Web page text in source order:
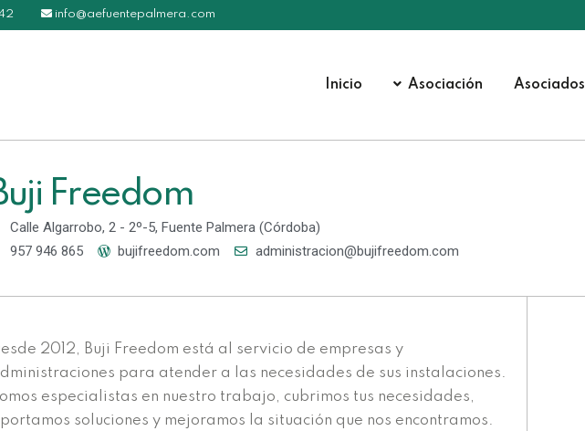
info@aefuentepalmera.com
Inicio Asociación Asociados
Freedom
Calle Algarrobo, 2 - 2º-5, Fuente Palmera (Córdoba)
957 946 865
bujifreedom.com administracion@bujifreedom.com
2012, Buji Freedom está al servicio de empresas y
para atender a las necesidades de sus instalaciones.
especialistas en nuestro trabajo, cubrimos tus necesidades,
soluciones y mejoramos la situación que nos encontramos.